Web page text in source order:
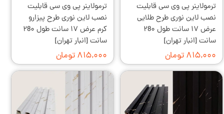
ترمولاینر پی وی سی قابلیت
نصب لاین نوری طرح طلایی
عرض ۱۷ سانت طول ۲8۰
سانت [انبار تهران]
۸۱۵,۰۰۰ تومان
ترمولاینر پی وی سی قابلیت
نصب لاین نوری طرح پیزارو
کرم عرض ۱۷ سانت طول ۲8۰
سانت [انبار تهران]
۸۱۵,۰۰۰ تومان